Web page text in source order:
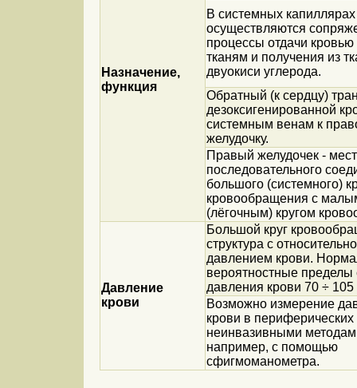
Назначение,
функция
В системных капиллярах
осуществляются
процессы отдачи кровью
тканям и получения из
двуокиси углерода.
Обратный (к сердцу)
дезоксигенированной
системным венам к
желудочку.
Правый желудочек -
последовательного
большого (системного)
кровообращения с
(лёгочным) кругом
Давление
крови
Большой круг
структура с
давлением крови.
вероятностные пределы
давления крови 70 ÷ 105
Возможно измерение
крови в периферических
неинвазивными
например, с помощью
сфигмоманометра.